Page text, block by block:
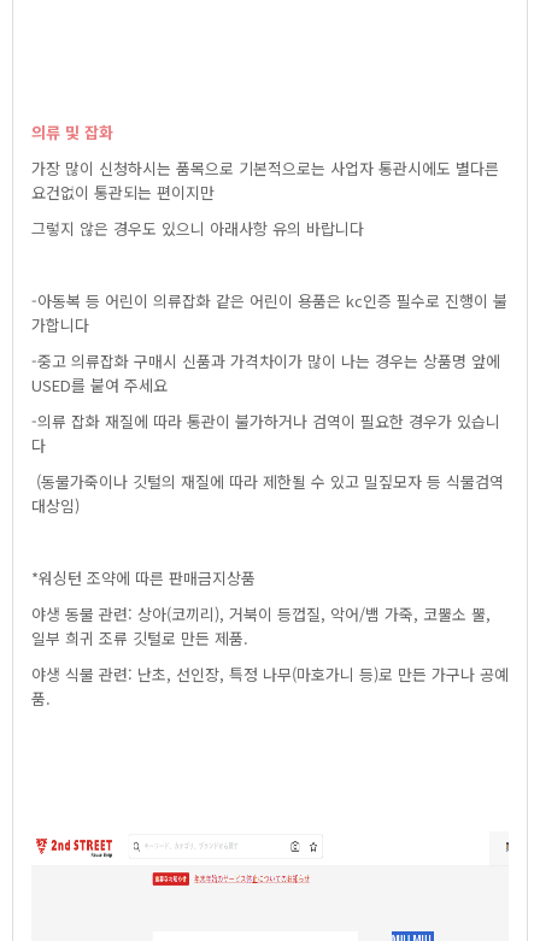
의류및잡화
가장많이신청하시는품목으로기본적으로는사업자통관시에도별다른
요건없이통관되는편이지만
그렇지않은경우도있으니아래사항유의바랍니다
-아동복등어린이의류잡화같은어린이용품은kc인증필수로진행이불
가합니다
-중고의류잡화구매시신품과가격차이가많이나는경우는상품명앞에
USED를붙여주세요
-의류잡화재질에따라통관이불가하거나검역이필요한경우가있습니
다
(동물가죽이나깃털의재질에따라제한될수있고밀짚모자등식물검역
대상임)
*워싱턴조약에따른판매금지상품
야생동물관련:상아(코끼리),거북이등껍질,악어/뱀가죽,코뿔소뿔,
일부희귀조류깃털로만든제품.
야생식물관련:난초,선인장,특정나무(마호가니등)로만든가구나공예
품.